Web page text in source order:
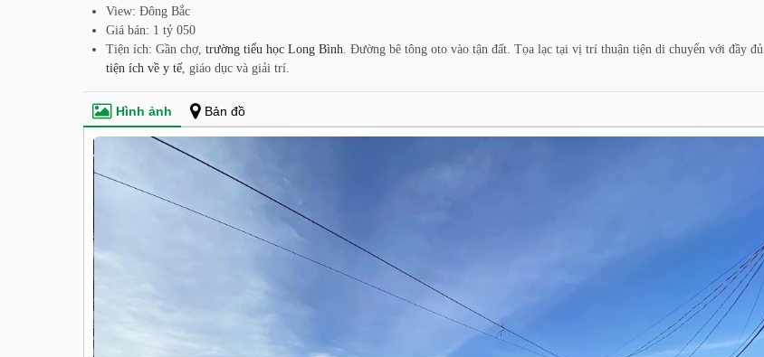
View: Đông Bắc
Giá bán: 1 tỷ 050
Tiện ích: Gần chợ, trường tiểu học Long Bình. Đường bê tông oto vào tận đất. Tọa lạc tại vị trí thuận tiện di chuyển với đầy đủ
tiện ích về y tế, giáo dục và giải trí.
Hình ảnh Bản đồ